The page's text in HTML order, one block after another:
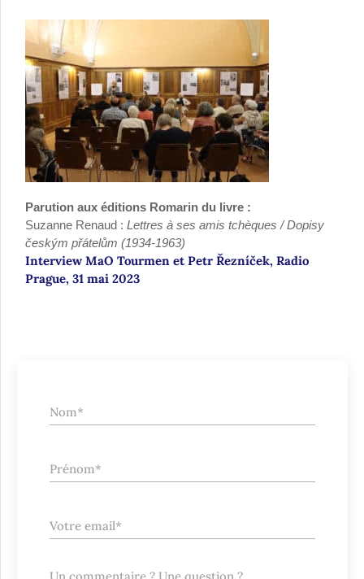
Parution aux éditions Romarin du livre :
Suzanne Renaud : Lettres à ses amis tchèques / Dopisy
českým přátelům (1934-1963)
Interview MaO Tourmen et Petr Řezníček, Radio
Prague, 31 mai 2023